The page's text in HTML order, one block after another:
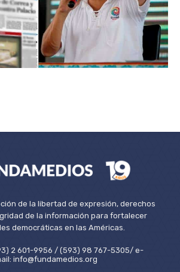
de la libertad de expresión, derechos
de la información para fortalecer
democráticas en las Américas.
2 601-9956 / (593) 98 767-5305/ e-
info@fundamedios.org